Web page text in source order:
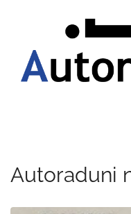
Autoraduni